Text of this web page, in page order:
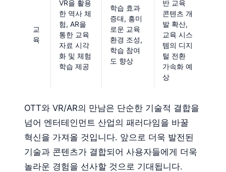
교
육
VR을 활용
한 역사 체
험, AR을
통한 교육
자료 시각
화 및 체험
학습 제공
학습 효과
증대, 흥미
로운 교육
환경 조성,
학습 참여
도 향상
반 교육
콘텐츠 개
발 확산,
교육 시스
템의 디지
털 전환
가속화 예
상
OTT와 VR/AR의 만남은 단순한 기술적 결합을
넘어 엔터테인먼트 산업의 패러다임을 바꿀
혁신을 가져올 것입니다. 앞으로 더욱 발전된
기술과 콘텐츠가 결합되어 사용자들에게 더욱
놀라운 경험을 선사할 것으로 기대됩니다.